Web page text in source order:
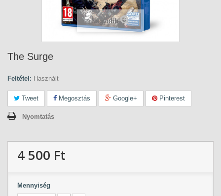
Nagyobb
The Surge
Feltétel: Használt
Tweet Megosztás Google+ Pinterest
Nyomtatás
4 500 Ft‎
Mennyiség